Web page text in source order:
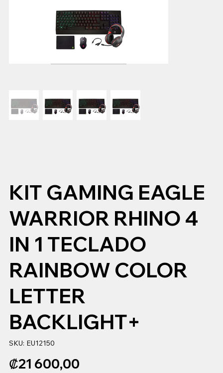
KIT GAMING EAGLE
WARRIOR RHINO 4
IN 1 TECLADO
RAINBOW COLOR
LETTER
BACKLIGHT+
SKU: SKU
EU12150
EU12150
Precio
₡21 600,00